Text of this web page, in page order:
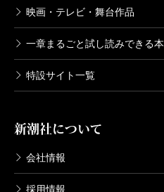
映画・テレビ・舞台作品
一章まるごと試し読みできる本
特設サイト一覧
新潮社について
会社情報
採用情報